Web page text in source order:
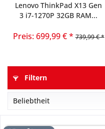
Lenovo ThinkPad X13 Gen
3 i7-1270P 32GB RAM...
Preis: 699,99 € * 739,99 € *
Filtern